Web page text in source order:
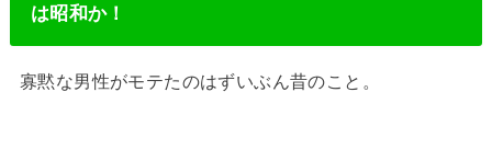
は昭和か！
寡黙な男性がモテたのはずいぶん昔のこと。